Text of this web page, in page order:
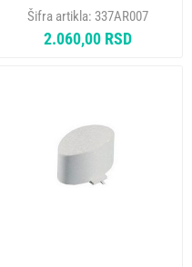
Šifra artikla: 337AR007
2.060,00 RSD